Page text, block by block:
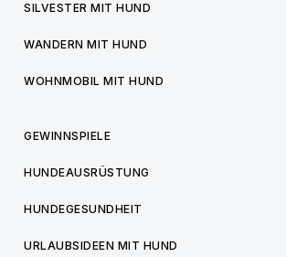
SILVESTER MIT HUND
WANDERN MIT HUND
WOHNMOBIL MIT HUND
GEWINNSPIELE
HUNDEAUSRÜSTUNG
HUNDEGESUNDHEIT
URLAUBSIDEEN MIT HUND